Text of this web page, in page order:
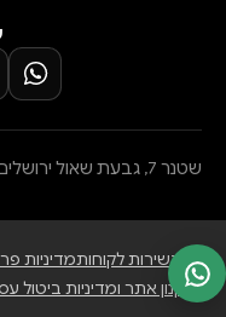
שטנר 7, גבעת שאול ירושלים |
בלוגשירות לקוחותמדיניות
תקנון אתר ומדיניות ביטול